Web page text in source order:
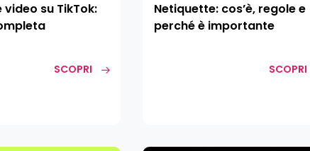
su TikTok:
SCOPRI
Netiquette: cos’è, regole e
perché è importante
SCOPRI